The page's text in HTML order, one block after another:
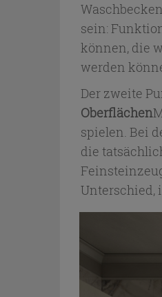
sein:
können, die
werden
Der zweite
Oberflächen
spielen. Bei
die
Unterschied,